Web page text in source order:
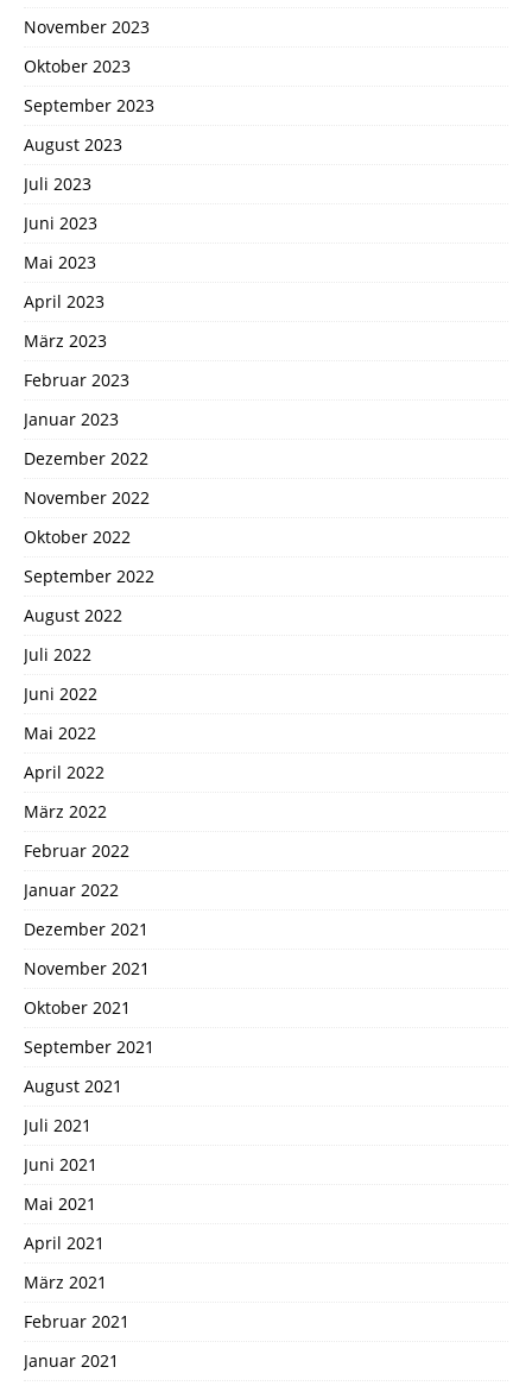
November 2023
Oktober 2023
September 2023
August 2023
Juli 2023
Juni 2023
Mai 2023
April 2023
März 2023
Februar 2023
Januar 2023
Dezember 2022
November 2022
Oktober 2022
September 2022
August 2022
Juli 2022
Juni 2022
Mai 2022
April 2022
März 2022
Februar 2022
Januar 2022
Dezember 2021
November 2021
Oktober 2021
September 2021
August 2021
Juli 2021
Juni 2021
Mai 2021
April 2021
März 2021
Februar 2021
Januar 2021